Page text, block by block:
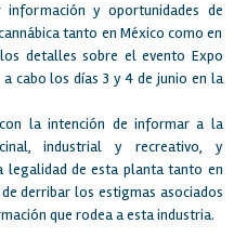
y oportunidades de
tanto en México como en
detalles sobre el evento Expo
cabo los días 3 y 4 de junio en la
la intención de informar a la
industrial y recreativo, y
legalidad de esta planta tanto en
derribar los estigmas asociados
que rodea a esta industria.